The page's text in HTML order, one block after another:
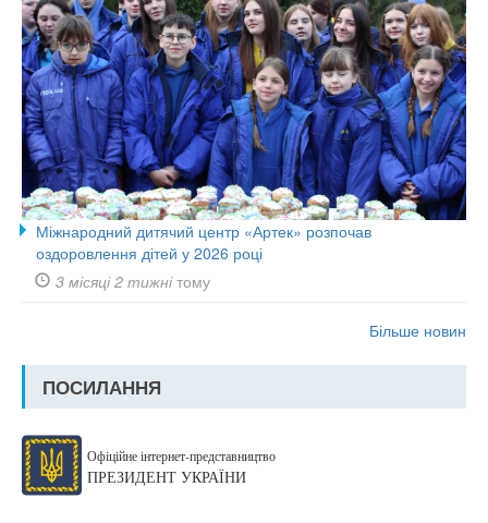
Міжнародний дитячий центр «Артек» розпочав
оздоровлення дітей у 2026 році
3 місяці 2 тижнітому
Більше новин
ПОСИЛАННЯ
Офіційне інтернет-представництво
ПРЕЗИДЕНТ УКРАЇНИ